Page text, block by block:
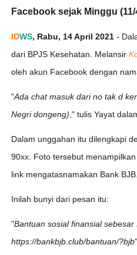
Facebook sejak Minggu (11/
IDWS, Rabu, 14 April 2021-
dari BPJS Kesehatan. Melansir
oleh akun Facebook dengan
"Ada chat masuk dari no tak d
Negri dongeng) ," tulis Yayat
Dalam unggahan itu dilengkapi
90xx. Foto tersebut
link mengatasnamakan Bank BJB.
Inilah bunyi dari pesan itu:
"Bantuan sosial finansial
https://bankbjb.club/bantuan/?bjb